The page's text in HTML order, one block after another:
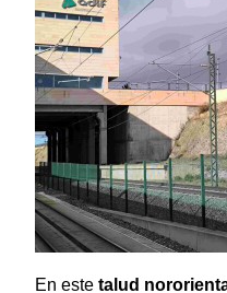
En este talud